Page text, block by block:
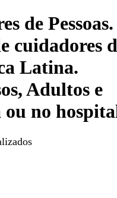
de Pessoas.
cuidadores
Latina.
Adultos e
ou no